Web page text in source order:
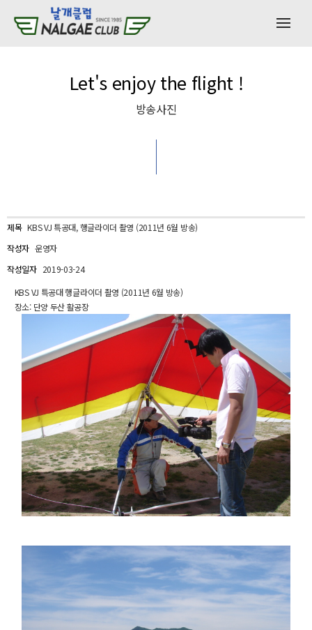
Let's enjoy the flight !
방송사진
제목 KBS VJ 특공대, 행글라이더 촬영 (2011년 6월 방송)
작성자 운영자
작성일자 2019-03-24
KBS VJ 특공대 행글라이더 촬영 (2011년 6월 방송)
장소: 단양 두산 활공장